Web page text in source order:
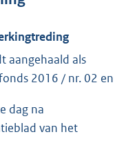
aangehaald als
2016 / nr. 02 en
dag na
van het